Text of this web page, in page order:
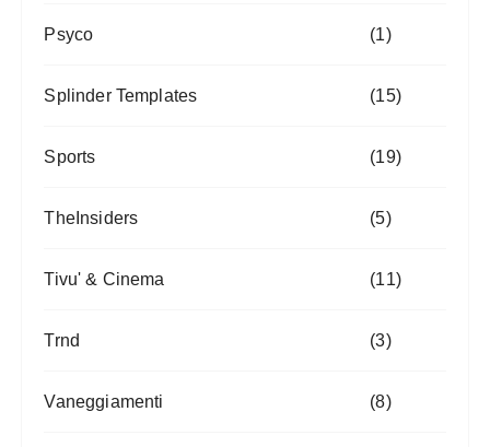
Psyco (1)
Splinder Templates (15)
Sports (19)
TheInsiders (5)
Tivu' & Cinema (11)
Trnd (3)
Vaneggiamenti (8)